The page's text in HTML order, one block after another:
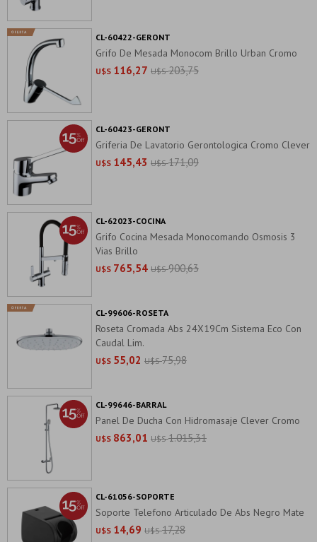
Grifo De Mesada Monocom Brillo Urban Cromo
U$S 116,27 U$S 203,75
CL-60422-GERONT
Griferia De Lavatorio Gerontologica Cromo Clever
U$S 145,43 U$S 171,09
CL-60423-GERONT
Grifo Cocina Mesada Monocomando Osmosis 3
Vias Brillo
U$S 765,54 U$S 900,63
CL-62023-COCINA
Roseta Cromada Abs 24X19Cm Sistema Eco Con
Caudal Lim.
U$S 55,02 U$S 75,98
CL-99606-ROSETA
Panel De Ducha Con Hidromasaje Clever Cromo
U$S 863,01 U$S 1.015,31
CL-99646-BARRAL
Soporte Telefono Articulado De Abs Negro Mate
U$S 14,69 U$S 17,28
CL-61056-SOPORTE